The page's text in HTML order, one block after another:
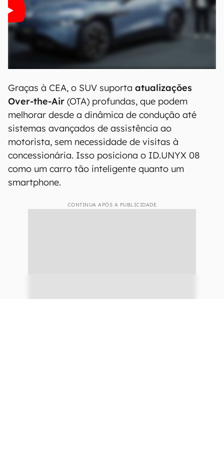
Graças à CEA, o SUV suporta atualizações
Over-the-Air (OTA) profundas, que podem
melhorar desde a dinâmica de condução até
sistemas avançados de assistência ao
motorista, sem necessidade de visitas à
concessionária. Isso posiciona o ID.UNYX 08
como um carro tão inteligente quanto um
smartphone.
CONTINUA APÓS A PUBLICIDADE